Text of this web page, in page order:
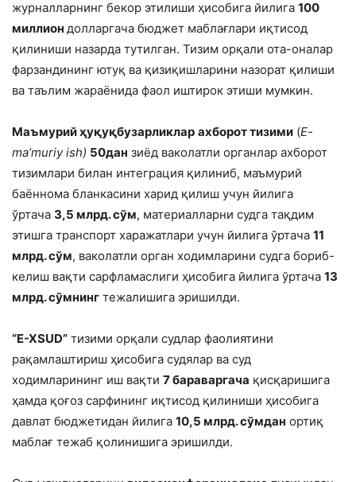
журналларнинг бекор этилиши ҳисобига йилига 100
миллион долларгача бюджет маблағлари иқтисод
қилиниши назарда тутилган. Тизим орқали ота-оналар
фарзандининг ютуқ ва қизиқишларини назорат қилиши
ва таълим жараёнида фаол иштирок этиши мумкин.
Маъмурий ҳуқуқбузарликлар ахборот тизими (E-
ma’muriy ish) 50дан зиёд ваколатли органлар ахборот
тизимлари билан интеграция қилиниб, маъмурий
баённома бланкасини харид қилиш учун йилига
ўртача 3,5 млрд. сўм, материалларни судга тақдим
этишга транспорт харажатлари учун йилига ўртача 11
млрд. сўм, ваколатли орган ходимларини судга бориб-
келиш вақти сарфламаслиги ҳисобига йилига ўртача 13
млрд. сўмнинг тежалишига эришилди.
“E-XSUD” тизими орқали судлар фаолиятини
рақамлаштириш ҳисобига судялар ва суд
ходимларининг иш вақти 7 бараваргача қисқаришига
ҳамда қоғоз сарфининг иқтисод қилиниши ҳисобига
давлат бюджетидан йилига 10,5 млрд. сўмдан ортиқ
маблағ тежаб қолинишига эришилди.